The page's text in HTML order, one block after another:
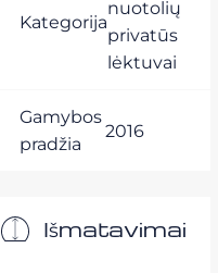
Kategorija
nuotolių
privatūs
lėktuvai
Gamybos
pradžia
2016
Išmatavimai